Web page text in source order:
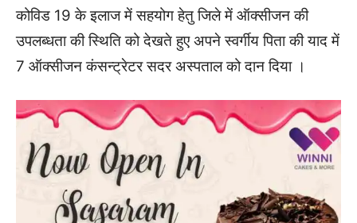
कोविड 19 के इलाज में सहयोग हेतु जिले में ऑक्सीजन की
उपलब्धता की स्थिति को देखते हुए अपने स्वर्गीय पिता की याद में
7 ऑक्सीजन कंसन्ट्रेटर सदर अस्पताल को दान दिया ।